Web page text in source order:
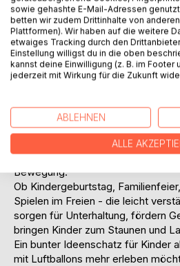
Du kennst mich schlaff, du kennst
Feste bunt.
Jetzt hol tief Luft und pust' mich
Dieses Buch enthält 55
Luftballons - von lustigen
Tricks bis hin zu einfachen
Wasserballons sorgen für jede
Bewegung.
Ob Kindergeburtstag,
Spielen im Freien - die leicht
sorgen für Unterhaltung, fördern
bringen Kinder zum Staunen und
Ein bunter Ideenschatz für Kinder
mit Luftballons mehr erleben
sowie gehashte E-Mail-Adressen
betten wir zudem Drittinhalte von
Plattformen). Wir haben auf die weitere
etwaiges Tracking durch den
Einstellung willigst du in die oben
kannst deine Einwilligung (z. B. im Footer
jederzeit mit Wirkung für die Zukunft
ABLEHNEN
ALLE